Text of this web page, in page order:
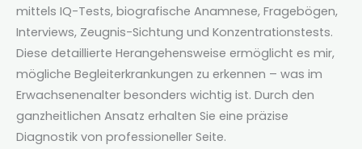
mittels IQ-Tests, biografische Anamnese, Fragebögen,
Interviews, Zeugnis-Sichtung und Konzentrationstests.
Diese detaillierte Herangehensweise ermöglicht es mir,
mögliche Begleiterkrankungen zu erkennen – was im
Erwachsenenalter besonders wichtig ist. Durch den
ganzheitlichen Ansatz erhalten Sie eine präzise
Diagnostik von professioneller Seite.